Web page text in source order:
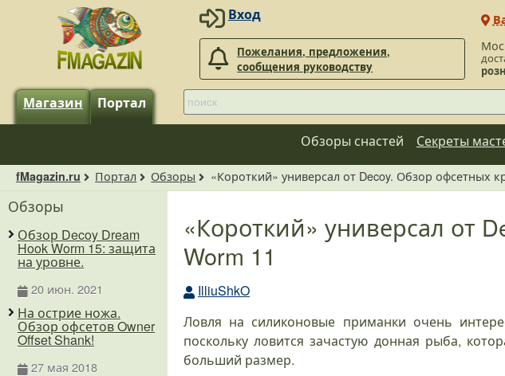
Вход
Пожелания, предложения,
сообщения руководству
Магазин Портал
Обзоры снастей Секреты
fMagazin.ru Портал Обзоры «Короткий» универсал от Decoy. Обзор офсетных
«Короткий» универсал от
Worm 11
IlliuShkO
Ловля на силиконовые приманки очень
поскольку ловится зачастую донная рыба,
больший размер.
Обзоры
Обзор Decoy Dream
Hook Worm 15: защита
на уровне.
20 июн. 2021
На острие ножа.
Обзор офсетов Owner
Offset Shank!
27 мая 2018